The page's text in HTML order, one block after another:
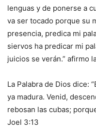
lenguas y de ponerse a
va ser tocado porque su
presencia, predica mi
siervos ha predicar mi
juicios se verán.” afirmo
La Palabra de Dios dice:
ya madura. Venid,
rebosan las cubas;
Joel 3:13